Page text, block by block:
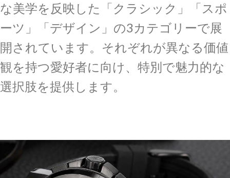
な美学を反映した「クラシック」「スポ
ーツ」「デザイン」の3カテゴリーで展
開されています。それぞれが異なる価値
観を持つ愛好者に向け、特別で魅力的な
選択肢を提供します。